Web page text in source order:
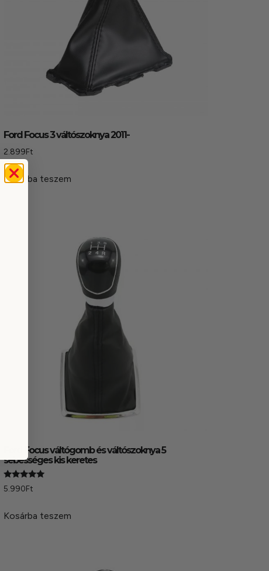
Ford Focus 3 váltószoknya 2011-
2.899Ft
Kosárba teszem
Ford Focus váltógomb és váltószoknya 5
sebességes kis keretes
Értékelés:
5.00
5.990Ft
Kosárba teszem